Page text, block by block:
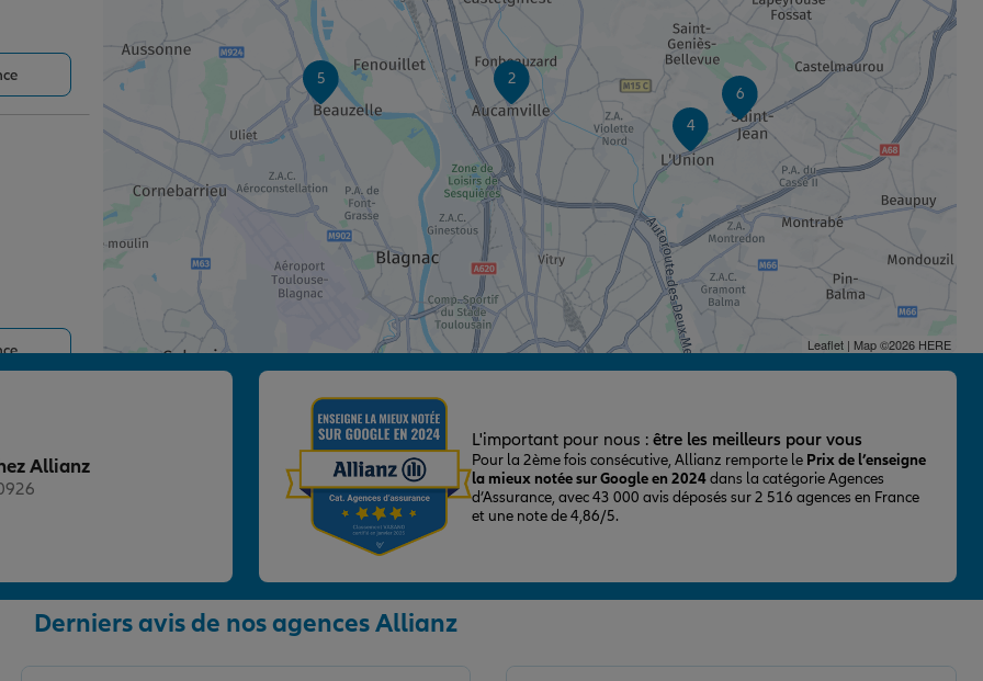
5 2
6
4
Leaflet| Map ©2026 HERE
Allianz
L'important pour nous : être les meilleurs pour vous
Pour la 2ème fois consécutive, Allianz remporte le Prix de l’enseigne
la mieux notée sur Google en 2024dans la catégorie Agences
d’Assurance, avec 43 000 avis déposés sur 2 516 agences en France
et une note de 4,86/5.
Derniers avis de nos agences Allianz